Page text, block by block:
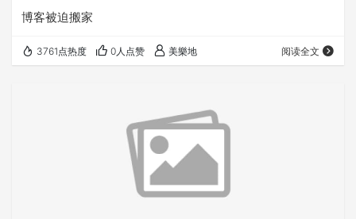
博客被迫搬家
3761点热度 0人点赞 美樂地 阅读全文